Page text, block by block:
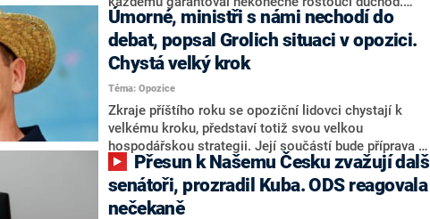
Chybí tu nový systém a my ho představíme,řekl
hejtman Jihočeského kraje a předseda hnutí Naše
Česko Martin Kuba v rozhovoru pro CNN Prima NEWS.
V čele státu pak podle něj nemůže být člověk, který by
střetem zájmů omezoval čerpání financí a rozvoj,
dodal. Řešení u Andreje Babiše ale hodnotit nechtěl.
Úmorné, ministři s námi nechodí do
debat, popsal Grolich situaci v opozici.
Chystá velký krok
Téma: Opozice
Zkraje příštího roku se opoziční lidovci chystají k
velkému kroku, představí totiž svou velkou
hospodářskou strategii. Její součástí bude příprava na
stárnutí populace, řekl ve středu na setkání s novináři
nový předseda lidovců Jan Grolich. Ten zároveň v
senátních volbách kandiduje ve Vyškově. Popsal i
senátoři, prozradil Kuba. ODS reagovala
nečekaně